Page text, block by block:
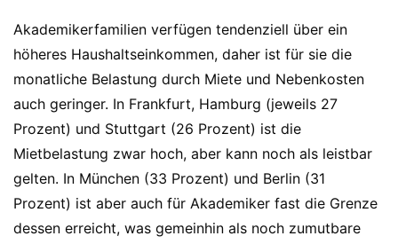
Akademikerfamilien verfügen tendenziell über ein
höheres Haushaltseinkommen, daher ist für sie die
monatliche Belastung durch Miete und Nebenkosten
auch geringer. In Frankfurt, Hamburg (jeweils 27
Prozent) und Stuttgart (26 Prozent) ist die
Mietbelastung zwar hoch, aber kann noch als leistbar
gelten. In München (33 Prozent) und Berlin (31
Prozent) ist aber auch für Akademiker fast die Grenze
dessen erreicht, was gemeinhin als noch zumutbare